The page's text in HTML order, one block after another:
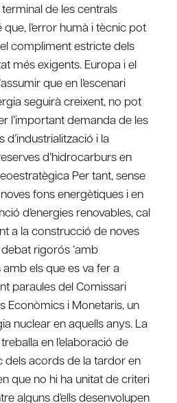
de les centrals
l’error humà i tècnic pot
compliment estricte dels
més exigents. Europa i el
que en l’escenari
seguirà creixent, no pot
l’important demanda de les
i la
d’hidrocarburs en
Per tant, sense
fons energètiques i en
d’energies renovables, cal
a la construcció de noves
rigorós ‘amb
els que es va fer a
paraules del Comissari
Econòmics i Monetaris, un
nuclear en aquells anys. La
en l’elaboració de
dels acords de la tardor en
que no hi ha unitat de criteri
alguns d’ells desenvolupen